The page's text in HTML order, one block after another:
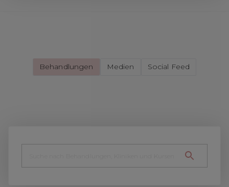
Behandlungen Medien Social Feed